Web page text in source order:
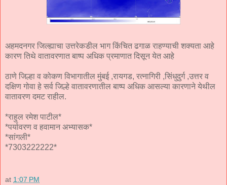
अहमदनगर जिल्ह्याचा उत्तरेकडील भाग किंचित ढगाळ राहण्याची शक्यता आहे
कारण तिथे वातावरणात बाष्प अधिक प्रमाणात दिसून येत आहे
ठाणे जिल्हा व कोकण विभागातील मुंबई ,रायगड, रत्नागिरी ,सिंधुदुर्ग ,उत्तर व
दक्षिण गोवा हे सर्व जिल्हे वातावरणातील बाष्प अधिक आसल्या कारणाने येथील
वातावरण दमट राहील.
*राहुल रमेश पाटील*
*पर्यावरण व हवामान अभ्यासक*
*सांगली*
*7303222222*
at 1:07 PM